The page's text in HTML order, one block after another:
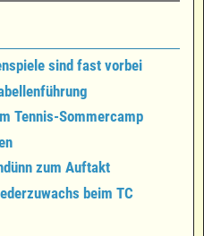
sind fast vorbei
Tennis-Sommercamp
zum Auftakt
beim TC